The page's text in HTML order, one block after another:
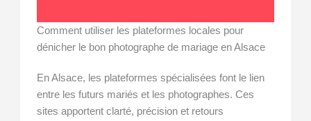
Comment utiliser les plateformes locales pour
dénicher le bon photographe de mariage en Alsace
En Alsace, les plateformes spécialisées font le lien
entre les futurs mariés et les photographes. Ces
sites apportent clarté, précision et retours